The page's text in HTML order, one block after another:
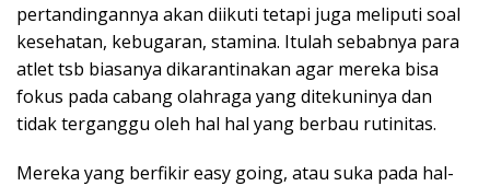
pertandingannya akan diikuti tetapi juga meliputi soal
kesehatan, kebugaran, stamina. Itulah sebabnya para
atlet tsb biasanya dikarantinakan agar mereka bisa
fokus pada cabang olahraga yang ditekuninya dan
tidak terganggu oleh hal hal yang berbau rutinitas.
Mereka yang berfikir easy going, atau suka pada hal-